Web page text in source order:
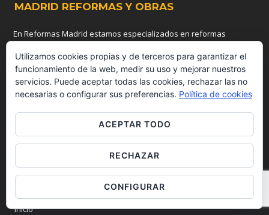
MADRID REFORMAS Y OBRAS
En Reformas Madrid estamos especializados en reformas
propios los intereses de nuestros clientes, ya que entendemos
que resulta indispensable para que todo proyecto de reforma
llegue a buen término. Nuestra prioridad es la calidad del
proyecto, que no está obligatoriamente relacionada con su coste,
si no con cómo se diseñe y ejecute dicho proyecto de reforma
integral. Así pues mantenemos una relación personal con
nuestros clientes, quienes participan en todo el proceso de
desarrollo del proyecto de obra.
INTERÉS
Inicio
Utilizamos cookies propias y de terceros para garantizar el
funcionamiento de la web, medir su uso y mejorar nuestros
servicios. Puede aceptar todas las cookies, rechazar las no
necesarias o configurar sus preferencias. Política de cookies
ACEPTAR TODO
RECHAZAR
CONFIGURAR